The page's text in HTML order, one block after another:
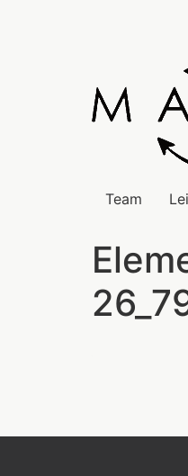
Team